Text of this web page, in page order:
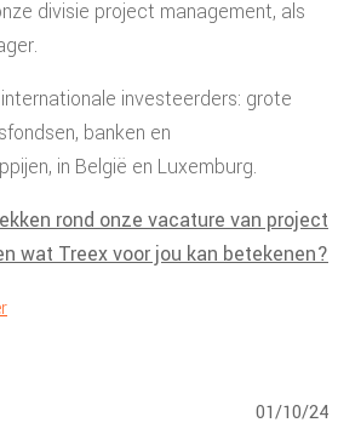
divisie project management, als
investeerders: grote
banken en
in België en Luxemburg.
rond onze vacature van project
wat Treex voor jou kan betekenen?
01/10/24